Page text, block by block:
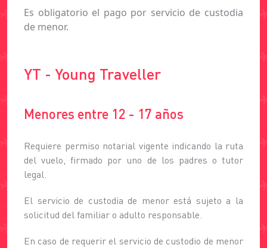
Es obligatorio el pago por servicio de custodia
de menor.
YT - Young Traveller
Menores entre 12 - 17 años
Requiere permiso notarial vigente indicando la ruta
del vuelo, firmado por uno de los padres o tutor
legal.
El servicio de custodia de menor está sujeto a la
solicitud del familiar o adulto responsable.
En caso de requerir el servicio de custodio de menor